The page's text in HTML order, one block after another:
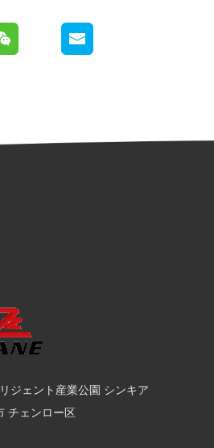
ジェント産業公園 シンキア
チェンロー区